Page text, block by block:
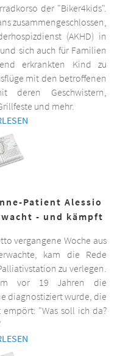
der "Biker4kids".
zusammengeschlossen,
(AKHD) in
sich auch für Familien
erkrankten Kind zu
mit den betroffenen
Geschwistern,
und mehr.
Patient Alessio
- und kämpft
vergangene Woche aus
kam die Rede
zu verlegen.
vor 19 Jahren die
diagnostiziert wurde, die
"Was soll ich da?